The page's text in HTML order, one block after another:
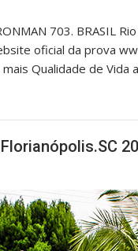
703. BRASIL
oficial da prova
Qualidade de Vida